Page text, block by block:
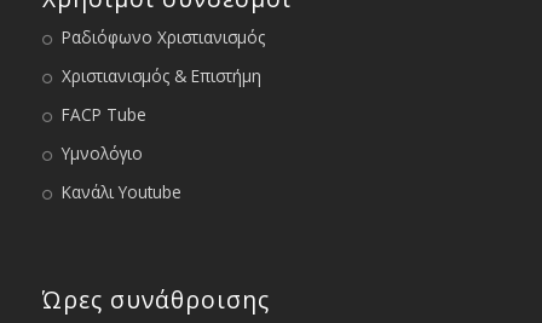
Ραδιόφωνο Χριστιανισμός
Χριστιανισμός & Επιστήμη
FACP Tube
Υμνολόγιο
Κανάλι Youtube
Ώρες συνάθροισης